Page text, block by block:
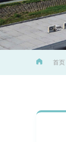
首页